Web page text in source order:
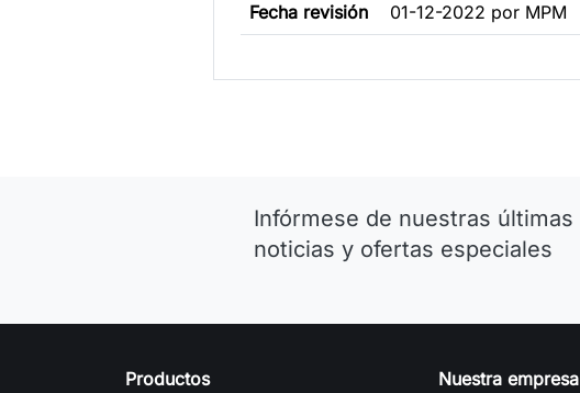
Fecha revisión 01-12-2022 por MPM
Infórmese de nuestras últimas
noticias y ofertas especiales
Productos Nuestra empresa